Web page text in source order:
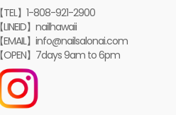
【TEL】1-808-921-2900
【LINEID】nailhawaii
【EMAIL】info@nailsalonai.com
【OPEN】7days 9am to 6pm